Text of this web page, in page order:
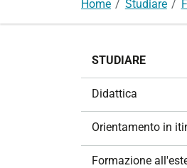
Home Studiare
STUDIARE
Didattica
Orientamento in
Formazione